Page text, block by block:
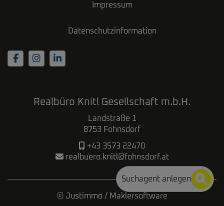
Impressum
Datenschutzinformation
Realbüro Knitl Gesellschaft m.b.H.
Landstraße 1
8753 Fohnsdorf
+43 3573 22470
realbuero.knitl@fohnsdorf.at
© Justimmo / Maklersoftware
Suchagent anlegen